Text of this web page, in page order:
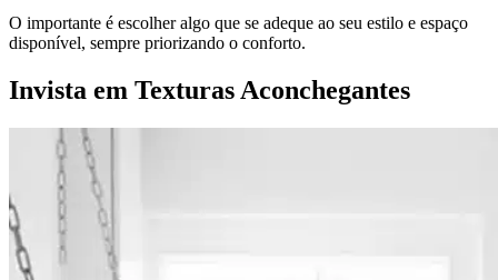
O importante é escolher algo que se adeque ao seu estilo e espaço
disponível, sempre priorizando o conforto.
Invista em Texturas Aconchegantes